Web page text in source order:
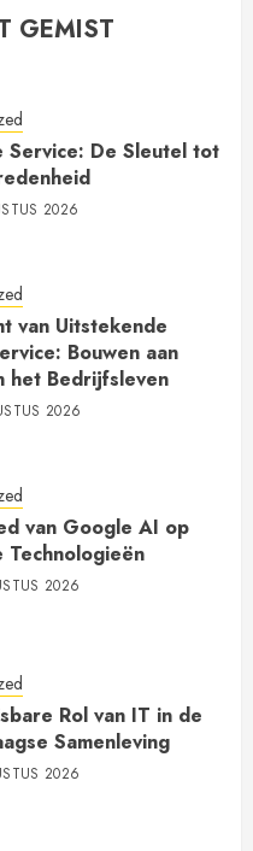
GEMIST
Service: De Sleutel tot
2026
van Uitstekende
Bouwen aan
het Bedrijfsleven
2026
van Google AI op
Technologieën
2026
Rol van IT in de
Samenleving
2026